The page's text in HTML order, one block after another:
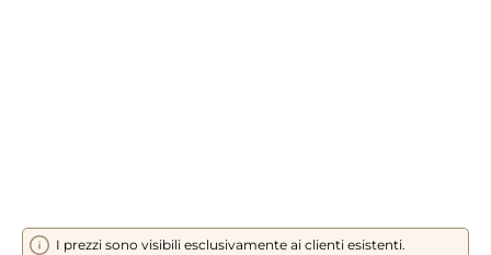
I prezzi sono visibili esclusivamente ai clienti esistenti.